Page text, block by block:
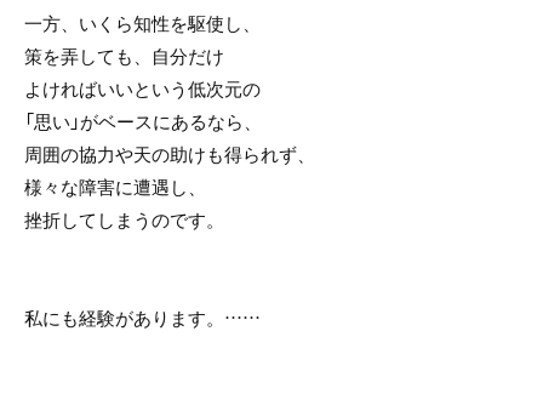
一方、いくら知性を駆使し、
策を弄しても、自分だけ
よければいいという低次元の
「思い」がベースにあるなら、
周囲の協力や天の助けも得られず、
様々な障害に遭遇し、
挫折してしまうのです。
私にも経験があります。……